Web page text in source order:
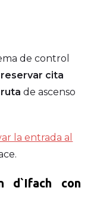
de control
cita
de ascenso
la entrada al
d`Ifach con